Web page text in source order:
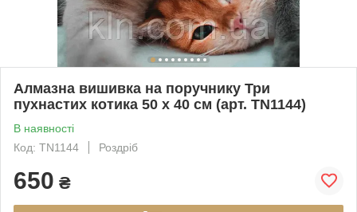
Алмазна вишивка на поручнику Три
пухнастих котика 50 х 40 см (арт. TN1144)
В наявності
Код: TN1144
Роздріб
650 ₴